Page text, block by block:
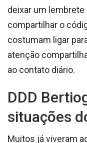
deixar um
compartilhar o
costumam ligar
atenção
ao contato diário.
DDD
situações
Muitos já viveram